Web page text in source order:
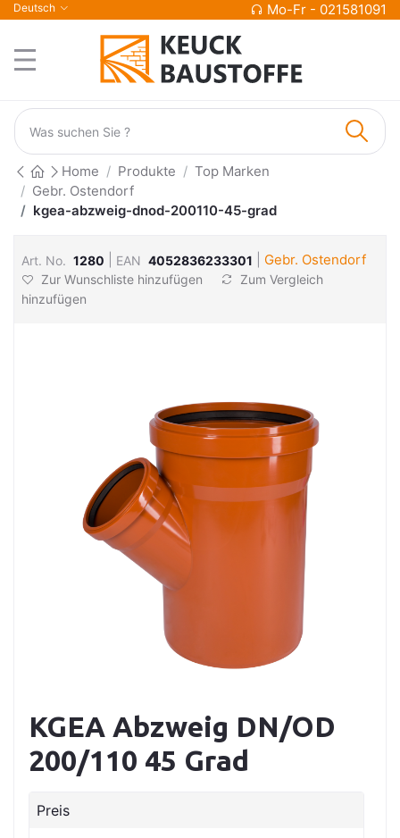
Deutsch Mo-Fr - 021581091
Home Produkte
Top Marken
Gebr. Ostendorf
kgea-abzweig-dnod-200110-45-grad
Art. No. 1280 EAN 4052836233301 Gebr. Ostendorf
Zur Wunschliste hinzufügen
Zum Vergleich
hinzufügen
KGEA Abzweig DN/OD
200/110 45 Grad
Preis